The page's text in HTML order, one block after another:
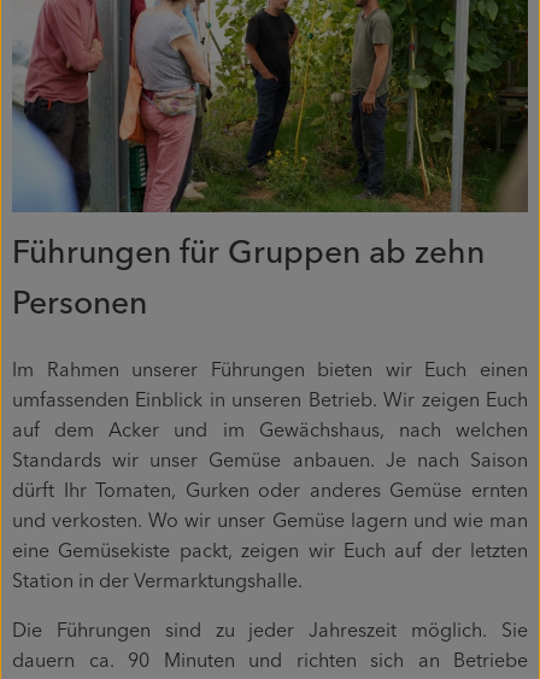
Kühltheke
Backwaren
Gemüsekiste
Gärtnerei
Genossenschaft
Firmenkunden
Mitmachen
Führungen für Gruppen ab zehn
Personen
Im Rahmen unserer Führungen bieten wir Euch einen
umfassenden Einblick in unseren Betrieb. Wir zeigen Euch
auf dem Acker und im Gewächshaus, nach welchen
Standards wir unser Gemüse anbauen. Je nach Saison
dürft Ihr Tomaten, Gurken oder anderes Gemüse ernten
und verkosten. Wo wir unser Gemüse lagern und wie man
eine Gemüsekiste packt, zeigen wir Euch auf der letzten
Station in der Vermarktungshalle.
Die Führungen sind zu jeder Jahreszeit möglich. Sie
dauern ca. 90 Minuten und richten sich an Betriebe